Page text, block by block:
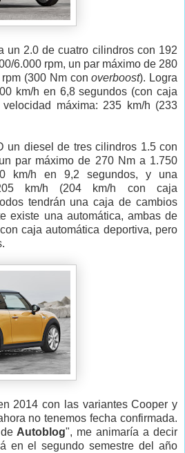
un 2.0 de cuatro cilindros con 192
6.000 rpm, un par máximo de 280
rpm (300 Nm conoverboost). Logra
km/h en 6,8 segundos (con caja
máxima: 235 km/h (233
un diesel de tres cilindros 1.5 con
par máximo de 270 Nm a 1.750
km/h en 9,2 segundos, y una
km/h (204 km/h con caja
tendrán una caja de cambios
existe una automática, ambas de
caja automática deportiva, pero
2014 con las variantes Cooper y
no tenemos fecha confirmada.
deAutoblog", me animaría a decir
en el segundo semestre del año